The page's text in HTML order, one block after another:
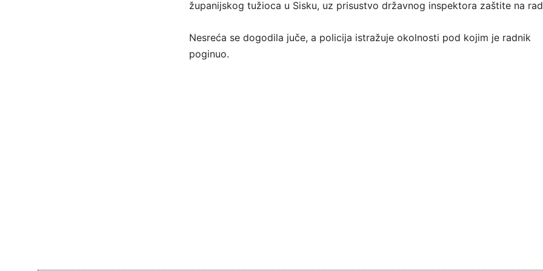
županijskog tužioca u Sisku, uz prisustvo državnog inspektora zaštite na
Nesreća se dogodila juče, a policija istražuje okolnosti pod kojim je radnik
poginuo.